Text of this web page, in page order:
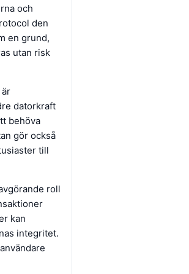
och
den
en grund,
utan risk
datorkraft
behöva
gör också
till
roll
kan
integritet.